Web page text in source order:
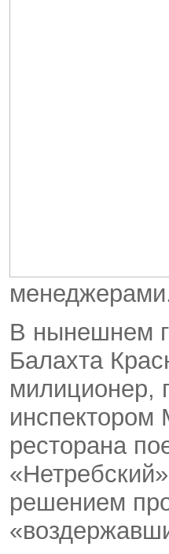
В нынешнем
Балахта
милиционер,
ресторана
решением